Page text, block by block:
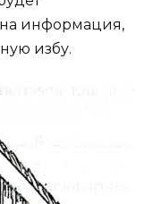
информация,
избу.